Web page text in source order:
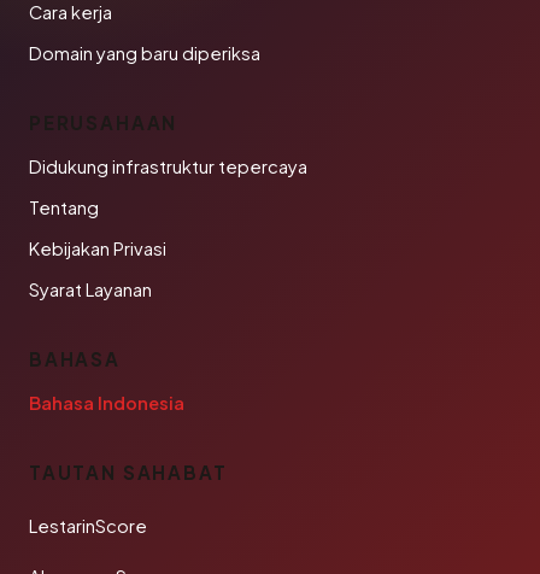
Cara kerja
Domain yang baru diperiksa
PERUSAHAAN
Didukung infrastruktur tepercaya
Tentang
Kebijakan Privasi
Syarat Layanan
BAHASA
Bahasa Indonesia
TAUTAN SAHABAT
LestarinScore